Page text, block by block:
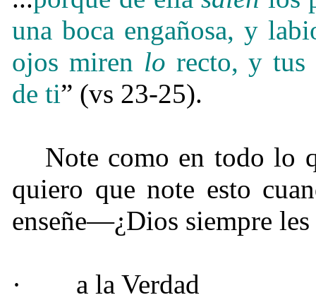
una boca engañosa, y
ojos miren lo recto, y tus
de ti” (vs 23-25).
Note como en todo lo
quiero que note esto
enseñe—¿Dios siempre
·
a la Verdad